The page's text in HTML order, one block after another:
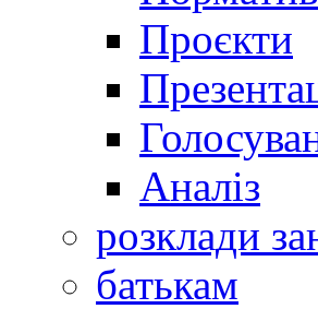
Проєкти
Аналіз
розклади
батькам